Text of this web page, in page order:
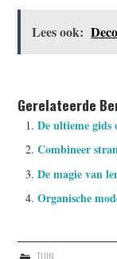
Lees ook:
Gerelateerde
De ultieme
Combineer
De magie van
Organische